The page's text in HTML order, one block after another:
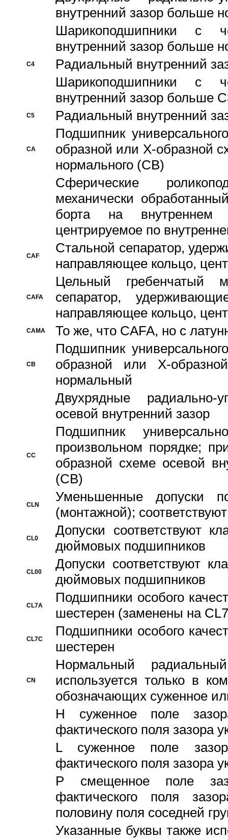
внутренний зазор больше
Шарикоподшипники с
внутренний зазор больше
C4
Pадиальный внутренний
Шарикоподшипники с
внутренний зазор больше
C5 Pадиальный внутренний
CA
Подшипник
образной или Х-образной
нормального (CB)
Сферические
механически
борта на внутреннем
центрируемое по
CAF
Стальной сепаратор,
направляющее кольцо,
CAFA
Цельный гребенчатый
сепаратор,
направляющее кольцо,
CAMA То же, что CAFA, но с
CB
Подшипник
образной или Х-
нормальный
Двухрядные радиально-
осевой внутренний зазор
CC
Подшипник
произвольном порядке;
образной схеме осевой
(CB)
CLN
Уменьшенные
(монтажной);
CL0
Допуски соответствуют
дюймовых подшипников
CL00
Допуски соответствуют
дюймовых подшипников
CL7A
Подшипники особого
шестерен (заменены на
CL7C
Подшипники особого
шестерен
CN
Hормальный
используется только в
обозначающих суженное
H суженное поле
фактического поля зазора
L суженное поле
фактического поля зазора
P смещенное поле
фактического поля
половину поля соседней
Указанные буквы также